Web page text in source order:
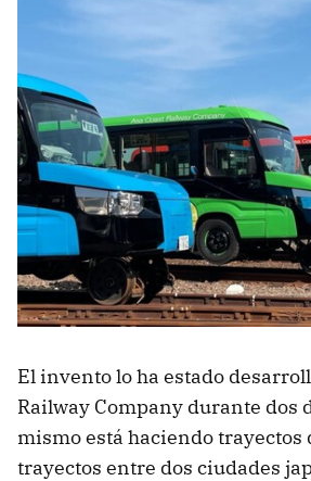
El invento lo ha estado
Railway Company durante dos
mismo está haciendo trayectos
trayectos entre dos ciudades